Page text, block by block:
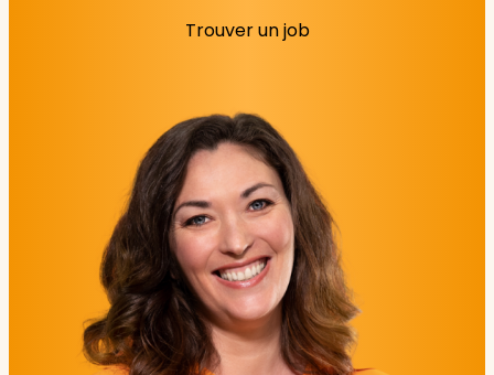
Trouver un job